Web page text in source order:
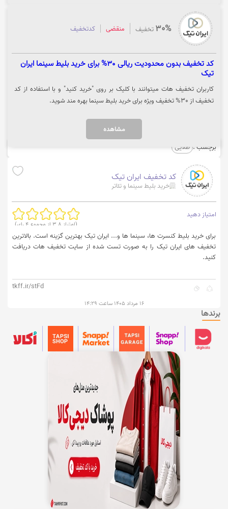
30% تخفیف منقضی کدتخفیف
کد تخفیف بدون محدودیت ریالی 30% برای خرید بلیط سینما ایران
تیک
کاربران تخفیف هات میتوانند با کلیک بر روی "خرید کنید" و با استفاده از کد
تخفیف از 30% تخفیف ویژه برای خرید بلیط سینما بهره مند شوید.
مشاهده
برچسب : طلایی
کد تخفیف ایران تیک
خرید بلیط سینما و تئاتر
امتیاز دهید
(امتیاز 3.8 از مجموع4 رای)
برای خرید بلیط کنسرت ها، سینما ها و... ایران تیک بهترین گزینه است. بالاترین
تخفیف های ایران تیک را به صورت تست شده از سایت تخفیف هات دریافت
کنید.
tkff.ir/stFd
۱۶ مرداد ۱۴۰۵ ساعت ۱۴:۲۹
برندها